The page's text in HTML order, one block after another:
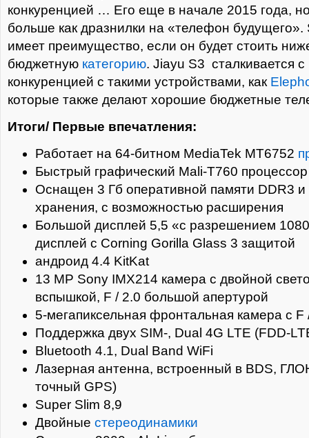
конкуренцией … Его еще в начале 2015 года,
больше как дразнилки на «телефон
имеет преимущество, если он будет стоить
бюджетную категорию. Jiayu S3 сталкивается
конкуренцией с такими устройствами, как
которые также делают хорошие бюджетные
Итоги/ Первые впечатления:
Работает на 64-битном MediaTek MT6752
Быстрый графический Mali-T760 процессор
Оснащен 3 Гб оперативной памяти DDR3 и
хранения, с возможностью расширения
Большой дисплей 5,5 «с разрешением
дисплей с Corning Gorilla Glass 3 защитой
андроид 4.4 KitKat
13 MP Sony IMX214 камера с двойной
вспышкой, F / 2.0 большой апертурой
5-мегапиксельная фронтальная камера с F
Поддержка двух SIM-, Dual 4G LTE (FDD-
Bluetooth 4.1, Dual Band WiFi
Лазерная антенна, встроенный в BDS,
точный GPS)
Super Slim 8,9
Двойные стереодинамики